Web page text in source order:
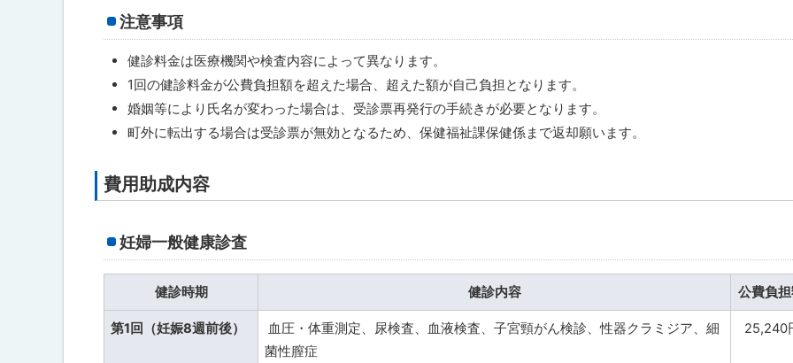
つ
い
合
わ
先
注意事項
健診料金は医療機関や検査内容によって異なります。
1回の健診料金が公費負担額を超えた場合、超えた額が自己負担となります。
婚姻等により氏名が変わった場合は、受診票再発行の手続きが必要となります。
町外に転出する場合は受診票が無効となるため、保健福祉課保健係まで返却願います。
費用助成内容
妊婦一般健康診査
健診時期 健診内容 公費負
第1回（妊娠8週前後）
血圧・体重測定、尿検査、血液検査、子宮頸がん検診、性器クラミジア、細
菌性膣症
25,240